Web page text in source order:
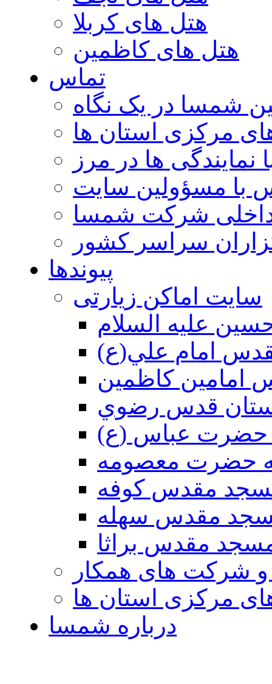
هتل های کربلا
هتل های کاظمین
تماس
شمسا در یک نگاه
مرکزی استان ها
نمایندگی ها در مرز
با مسؤولین سایت
شرکت شمسا
سراسر کشور
پیوندها
سایت اماکن زیارتی
عليه السلام
امام علي(ع)
امامين كاظمين
قدس رضوي
حضرت عباس (ع)
حضرت معصومه
مقدس كوفه
مقدس سهله
مقدس براثا
و شرکت های همکار
مرکزی استان ها
درباره شمسا